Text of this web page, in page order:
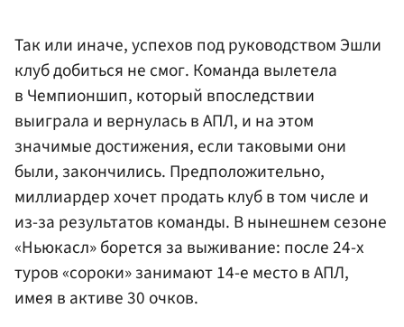
Так или иначе, успехов под руководством Эшли
клуб добиться не смог. Команда вылетела
в Чемпионшип, который впоследствии
выиграла и вернулась в АПЛ, и на этом
значимые достижения, если таковыми они
были, закончились. Предположительно,
миллиардер хочет продать клуб в том числе и
из-за результатов команды. В нынешнем сезоне
«Ньюкасл» борется за выживание: после 24-х
туров «сороки» занимают 14-е место в АПЛ,
имея в активе 30 очков.